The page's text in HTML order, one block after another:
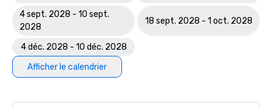
4 sept. 2028 - 10 sept.
2028
18 sept. 2028 - 1 oct. 2028
4 déc. 2028 - 10 déc. 2028
Afficher le calendrier